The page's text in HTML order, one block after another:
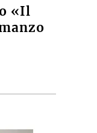
«Il